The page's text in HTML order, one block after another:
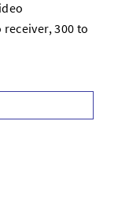
300 to
and two